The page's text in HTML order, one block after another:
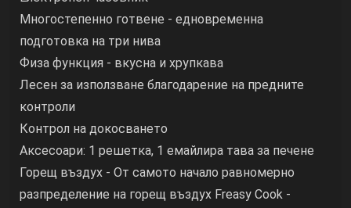
Многостепенно готвене - едновременна
подготовка на три нива
Физа функция - вкусна и хрупкава
Лесен за използване благодарение на предните
контроли
Контрол на докосването
Аксесоари: 1 решетка, 1 емайлира тава за печене
Горещ въздух - От самото начало равномерно
разпределение на горещ въздух Freasy Cook -